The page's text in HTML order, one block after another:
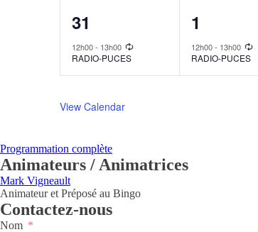
1
event,
31
12h00- 13h00
RADIO-PUCES
1
event,
1
12h00- 13h00
RADIO-PUCES
View Calendar
Programmation complète
Animateurs / Animatrices
Mark Vigneault
Animateur et Préposé au Bingo
Contactez-nous
Nom